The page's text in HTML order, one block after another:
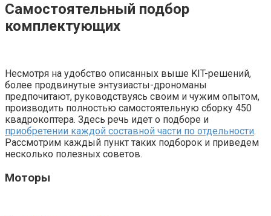
Самостоятельный подбор
комплектующих
Несмотря на удобство описанных выше KIT-решений,
более продвинутые энтузиасты-дрономаны
предпочитают, руководствуясь своим и чужим опытом,
производить полностью самостоятельную сборку 450
квадрокоптера. Здесь речь идет о подборе и
приобретении каждой составной части по отдельности.
Рассмотрим каждый пункт таких подборок и приведем
несколько полезных советов.
Моторы